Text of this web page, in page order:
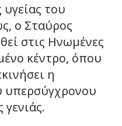
του
ο Σταύρος
στις Ηνωμένες
κέντρο, όπου
η
υπερσύγχρονου